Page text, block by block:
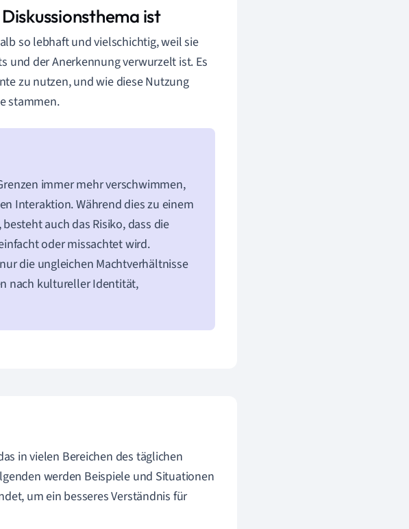
ist
so lebhaft und vielschichtig, weil sie
und der Anerkennung verwurzelt ist. Es
zu nutzen, und wie diese Nutzung
stammen.
immer mehr verschwimmen,
Interaktion. Während dies zu einem
auch das Risiko, dass die
oder missachtet wird.
die ungleichen Machtverhältnisse
nach kultureller Identität,
in vielen Bereichen des täglichen
werden Beispiele und Situationen
um ein besseres Verständnis für